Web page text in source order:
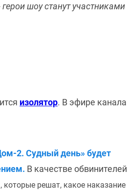
шоу станут участниками
изолятор. В эфире канала
2. Судный день» будет
В качестве обвинителей
, которые решат, какое наказание